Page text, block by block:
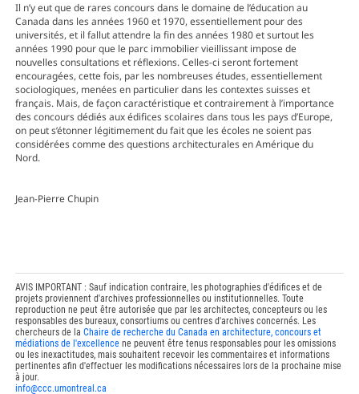
Il n’y eut que de rares concours dans le domaine de l’éducation au
Canada dans les années 1960 et 1970, essentiellement pour des
universités, et il fallut attendre la fin des années 1980 et surtout les
années 1990 pour que le parc immobilier vieillissant impose de
nouvelles consultations et réflexions. Celles-ci seront fortement
encouragées, cette fois, par les nombreuses études, essentiellement
sociologiques, menées en particulier dans les contextes suisses et
français. Mais, de façon caractéristique et contrairement à l’importance
des concours dédiés aux édifices scolaires dans tous les pays d’Europe,
on peut s’étonner légitimement du fait que les écoles ne soient pas
considérées comme des questions architecturales en Amérique du
Nord.
Jean-Pierre Chupin
AVIS IMPORTANT : Sauf indication contraire, les photographies d'édifices et de
projets proviennent d'archives professionnelles ou institutionnelles. Toute
reproduction ne peut être autorisée que par les architectes, concepteurs ou les
responsables des bureaux, consortiums ou centres d'archives concernés. Les
chercheurs de la Chaire de recherche du Canada en architecture, concours et
médiations de l'excellencene peuvent être tenus responsables pour les omissions
ou les inexactitudes, mais souhaitent recevoir les commentaires et informations
pertinentes afin d'effectuer les modifications nécessaires lors de la prochaine mise
à jour.
info@ccc.umontreal.ca